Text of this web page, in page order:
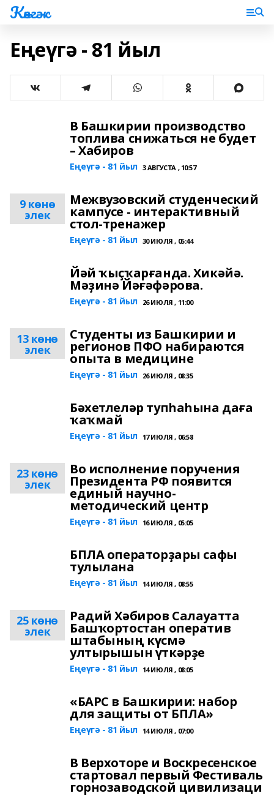
Көнгәк
Еңеүгә - 81 йыл
В Башкирии производство
топлива снижаться не будет
– Хабиров
Еңеүгә - 81 йыл 3 АВГУСТА , 10:57
9 көнө
элек
Межвузовский студенческий
кампусе - интерактивный
стол-тренажер
Еңеүгә - 81 йыл 30 ИЮЛЯ , 05:44
Йәй ҡыҫҡарғанда. Хикәйә.
Мәҙинә Йәғәфәрова.
Еңеүгә - 81 йыл 26 ИЮЛЯ , 11:00
13 көнө
элек
Студенты из Башкирии и
регионов ПФО набираются
опыта в медицине
Еңеүгә - 81 йыл 26 ИЮЛЯ , 08:35
Бәхетлеләр тупһаһына даға
ҡаҡмай
Еңеүгә - 81 йыл 17 ИЮЛЯ , 06:58
23 көнө
элек
Во исполнение поручения
Президента РФ появится
единый научно-
методический центр
Еңеүгә - 81 йыл 16 ИЮЛЯ , 05:05
БПЛА операторҙары сафы
тулылана
Еңеүгә - 81 йыл 14 ИЮЛЯ , 08:55
25 көнө
элек
Радий Хәбиров Салауатта
Башҡортостан оператив
штабының күсмә
ултырышын үткәрҙе
Еңеүгә - 81 йыл 14 ИЮЛЯ , 08:05
«БАРС в Башкирии: набор
для защиты от БПЛА»
Еңеүгә - 81 йыл 14 ИЮЛЯ , 07:00
В Верхоторе и Воскресенское
стартовал первый Фестиваль
горнозаводской цивилизаци